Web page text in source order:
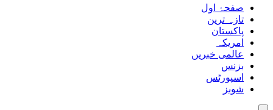
صفحۂ اول
تازہ ترین
پاکستان
امریکہ
عالمی خبریں
بزنس
اسپورٹس
شوبز